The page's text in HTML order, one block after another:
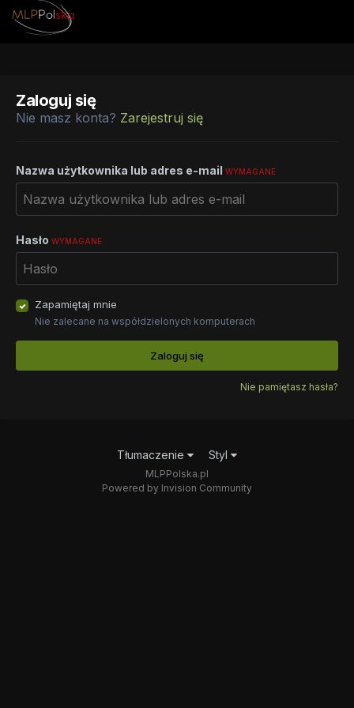
Zaloguj się
Nie masz konta? Zarejestruj się
Nazwa użytkownika lub adres e-mail WYMAGANE
Hasło WYMAGANE
Zapamiętaj mnie
Nie zalecane na współdzielonych komputerach
Zaloguj się
Nie pamiętasz hasła?
Tłumaczenie Styl
MLPPolska.pl
Powered by Invision Community